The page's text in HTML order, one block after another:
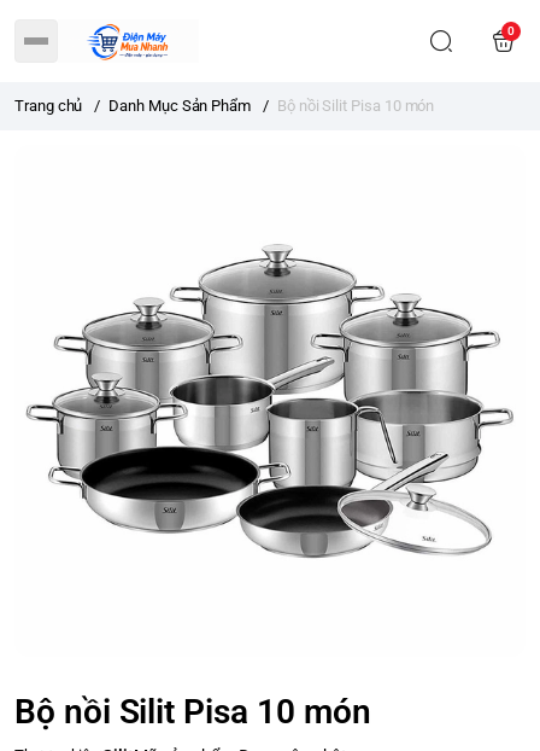
0
Trang chủ / Danh Mục Sản Phẩm / Bộ nồi Silit Pisa 10 món
Bộ nồi Silit Pisa 10 món